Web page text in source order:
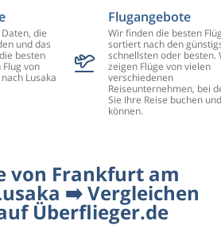
die
und das
besten
von
Lusaka
Flugangebote
Wir finden die besten
sortiert nach den
schnellsten oder besten.
zeigen Flüge von vielen
verschiedenen
Reiseunternehmen, bei
Sie Ihre Reise buchen
können.
von Frankfurt am
➡️ Vergleichen
Überflieger.de